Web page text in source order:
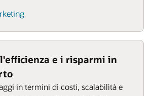
e i risparmi in
in termini di costi, scalabilità e